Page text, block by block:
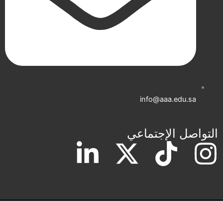
info@aaa.edu.sa
التواصل الإجتماعي
I
T
X
L